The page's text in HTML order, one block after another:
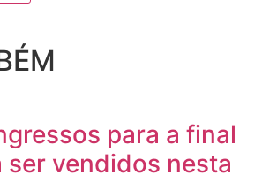
para a final
ser vendidos nesta